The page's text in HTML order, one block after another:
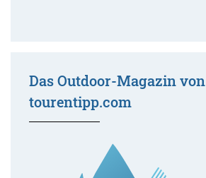
Das Outdoor-Magazin von
tourentipp.com